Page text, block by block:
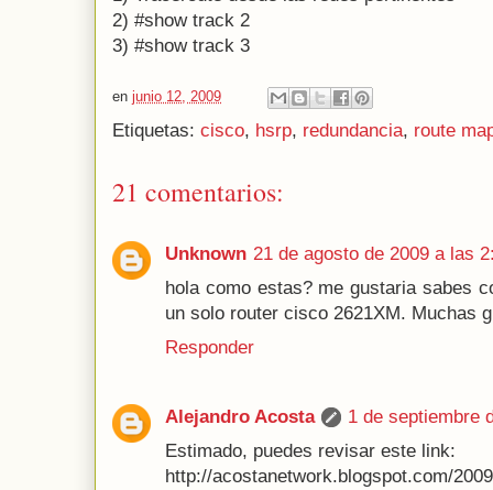
2) #show track 2
3) #show track 3
en junio 12, 2009
Etiquetas: cisco, hsrp, redundancia, route
21 comentarios:
Unknown 21 de agosto de 2009 a las
hola como estas? me gustaria sabes
un solo router cisco 2621XM. Muchas
Responder
Alejandro Acosta
1 de septiembre
Estimado, puedes revisar este link:
http://acostanetwork.blogspot.com/